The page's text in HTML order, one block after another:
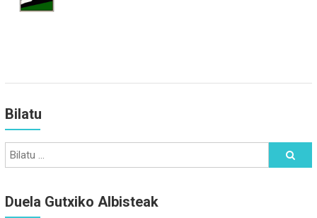
Bilatu
Duela Gutxiko Albisteak